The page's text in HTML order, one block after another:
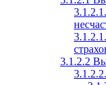
3.1.2.2